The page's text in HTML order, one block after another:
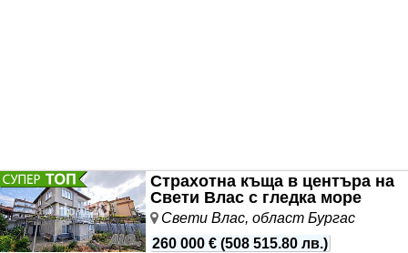
Страхотна къща в центъра на
Свети Влас с гледка море
Свети Влас, област Бургас
260 000 € (508 515.80 лв.)